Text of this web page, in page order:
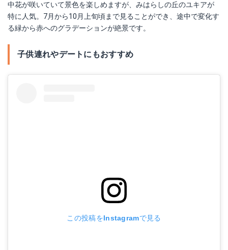
中花が咲いていて景色を楽しめますが、みはらしの丘のユキアが
特に人気。7月から10月上旬頃まで見ることができ、途中で変化す
る緑から赤へのグラデーションが絶景です。
子供連れやデートにもおすすめ
この投稿をInstagramで見る